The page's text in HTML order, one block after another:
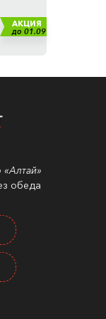
АКЦИЯ
до 01.09
«Алтай»
обеда